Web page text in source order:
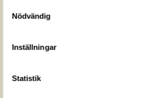
Nödvändig
Inställningar
Statistik
Museum
URI
149D-4A5C-
All textinformation (metadata) på